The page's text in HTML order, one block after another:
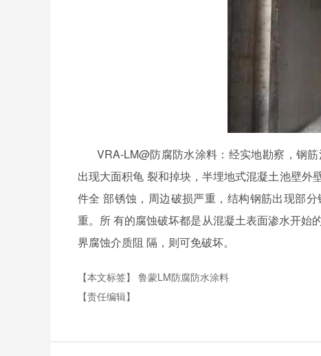
VRA-LM@防腐防水涂料：经实地勘察，钢
出现大面积龟 裂和掉块，半埋地式混凝土池壁
件全 部锈蚀，周边破损严重，结构钢筋出现部
重。所 有的腐蚀破坏都是从混凝土表面渗水开始
界腐蚀介质阻 隔，则可免破坏。
【本文标签】 鲁蒙LM防腐防水涂料
【责任编辑】